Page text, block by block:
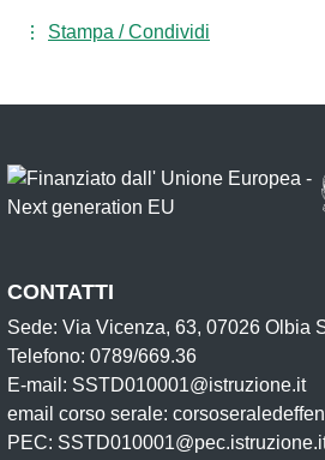
Stampa / Condividi
CONTATTI
Sede: Via Vicenza, 63, 07026 Olbia
Telefono: 0789/669.36
E-mail: SSTD010001@istruzione.it
email corso serale:
PEC: